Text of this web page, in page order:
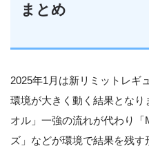
まとめ
2025年1月は新リミットレギ
環境が大きく動く結果とな
オル」一強の流れが代わり
ズ」などが環境で結果を残す